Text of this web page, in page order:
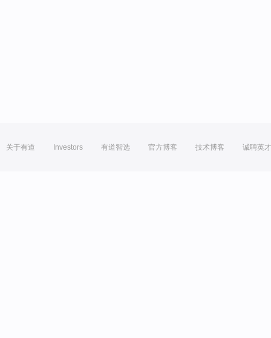
关于有道 Investors 有道智选 官方博客 技术博客 诚聘英才